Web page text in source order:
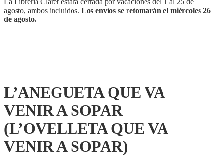
QUE
VA
agosto, ambos incluidos. Los envíos se retomarán el miércoles 26
de agosto.
L’ANEGUETA QUE VA
VENIR A SOPAR
(L’OVELLETA QUE VA
VENIR A SOPAR)